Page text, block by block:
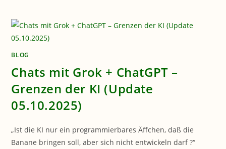
BLOG
Chats mit Grok + ChatGPT –
Grenzen der KI (Update
05.10.2025)
„Ist die KI nur ein programmierbares Äffchen, daß die
Banane bringen soll, aber sich nicht entwickeln darf ?“